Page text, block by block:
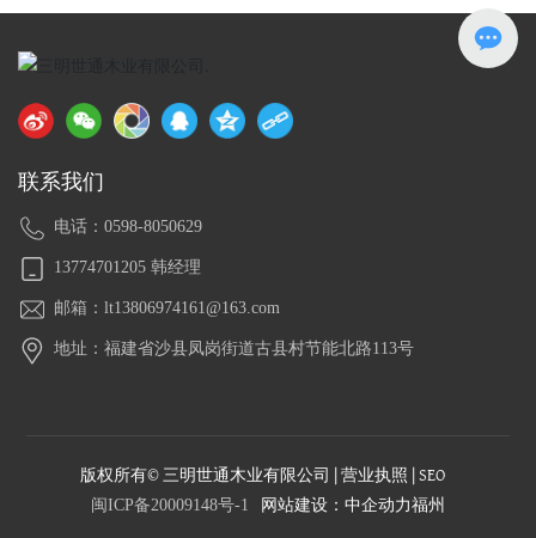
联系我们
电话：0598-8050629
13774701205 韩经理
邮箱：lt13806974161@163.com
地址：福建省沙县凤岗街道古县村节能北路113号
版权所有© 三明世通木业有限公司 |营业执照 |SEO
闽ICP备20009148号-1 网站建设： 中企动力福州